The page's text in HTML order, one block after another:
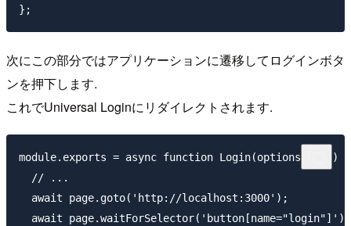
次にこの部分ではアプリケーションに遷移してログインボタ
ンを押下します.
これでUniversal Loginにリダイレクトされます.
module.exports = async function Login(options = {}) {
  // ...
  await page.goto('http://localhost:3000');
  await page.waitForSelector('button[name="login"]');